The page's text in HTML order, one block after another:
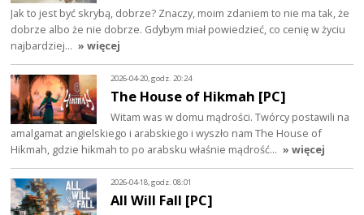
Jak to jest być skrybą, dobrze? Znaczy, moim zdaniem to nie ma tak, że
dobrze albo że nie dobrze. Gdybym miał powiedzieć, co cenię w życiu
najbardziej… » więcej
2026-04-20, godz. 20:24
The House of Hikmah [PC]
Witam was w domu mądrości. Twórcy postawili na
amalgamat angielskiego i arabskiego i wyszło nam The House of
Hikmah, gdzie hikmah to po arabsku właśnie mądrość… » więcej
2026-04-18, godz. 08:01
All Will Fall [PC]